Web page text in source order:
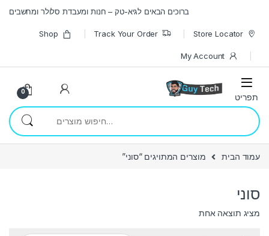
ברוכים הבאים לגיא-טק – חנות ומעבדת סלולר ומחשבים
Store Locator
Track Your Order
Shop
My Account
0
חיפוש עבור:
עמוד הבית מוצרים המתויגים “סוני”
סוני
מציג תוצאה אחת